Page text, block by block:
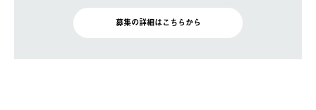
募集の詳細はこちらから